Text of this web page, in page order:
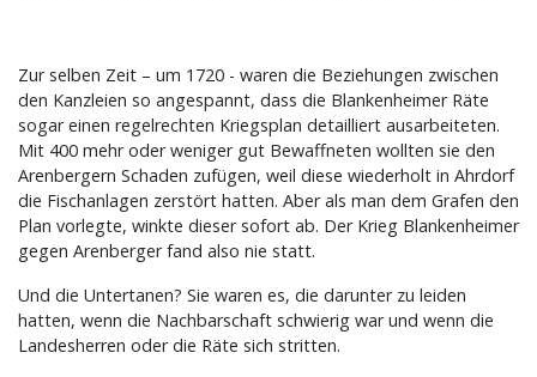
Zur selben Zeit – um 1720 - waren die Beziehungen zwischen
den Kanzleien so angespannt, dass die Blankenheimer Räte
sogar einen regelrechten Kriegsplan detailliert ausarbeiteten.
Mit 400 mehr oder weniger gut Bewaffneten wollten sie den
Arenbergern Schaden zufügen, weil diese wiederholt in Ahrdorf
die Fischanlagen zerstört hatten. Aber als man dem Grafen den
Plan vorlegte, winkte dieser sofort ab. Der Krieg Blankenheimer
gegen Arenberger fand also nie statt.
Und die Untertanen? Sie waren es, die darunter zu leiden
hatten, wenn die Nachbarschaft schwierig war und wenn die
Landesherren oder die Räte sich stritten.